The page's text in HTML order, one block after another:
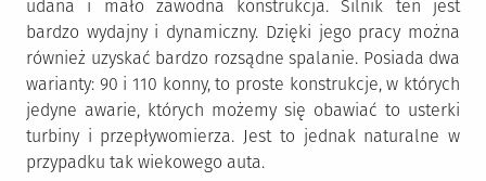
udana i mało zawodna konstrukcja. Silnik ten jest
bardzo wydajny i dynamiczny. Dzięki jego pracy można
również uzyskać bardzo rozsądne spalanie. Posiada dwa
warianty: 90 i 110 konny, to proste konstrukcje, w których
jedyne awarie, których możemy się obawiać to usterki
turbiny i przepływomierza. Jest to jednak naturalne w
przypadku tak wiekowego auta.